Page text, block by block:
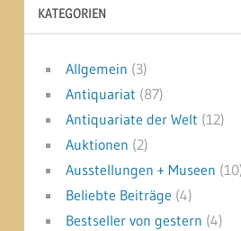
KATEGORIEN
Allgemein (3)
Antiquariat (87)
Antiquariate der Welt (12)
Auktionen (2)
Ausstellungen + Museen
Beliebte Beiträge (4)
Bestseller von gestern (4)